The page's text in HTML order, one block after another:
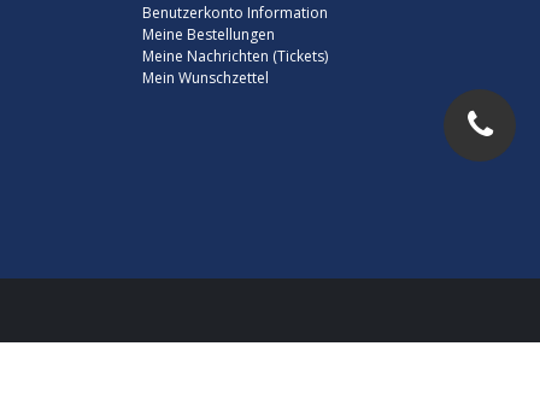
Benutzerkonto Information
Meine Bestellungen
Meine Nachrichten (Tickets)
Mein Wunschzettel